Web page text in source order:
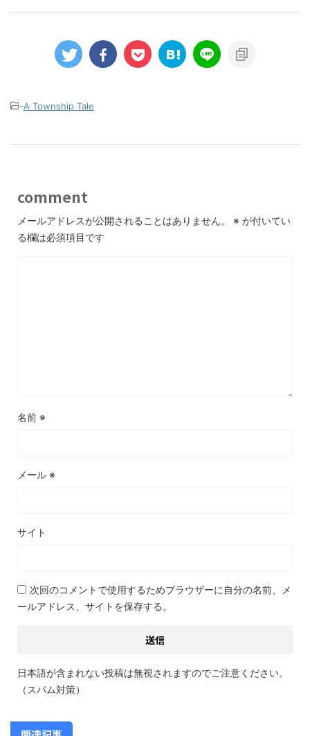
-A Township Tale
comment
メールアドレスが公開されることはありません。 ※ が付いてい
る欄は必須項目です
名前 ※
メール ※
サイト
次回のコメントで使用するためブラウザーに自分の名前、メ
ールアドレス、サイトを保存する。
日本語が含まれない投稿は無視されますのでご注意ください。
（スパム対策）